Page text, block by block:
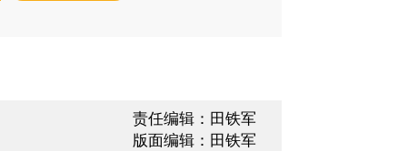
责任编辑：田铁军
版面编辑：田铁军